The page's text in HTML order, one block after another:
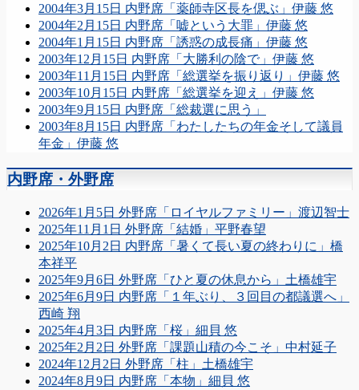
2004年3月15日 内野席「薬師寺区長を偲ぶ」伊藤 悠
2004年2月15日 内野席「嘘という大罪」伊藤 悠
2004年1月15日 内野席「誘惑の成長痛」伊藤 悠
2003年12月15日 内野席「大勝利の陰で」伊藤 悠
2003年11月15日 内野席「総選挙を振り返り」伊藤 悠
2003年10月15日 内野席「総選挙を迎え」伊藤 悠
2003年9月15日 内野席「総裁選に思う」
2003年8月15日 内野席「わたしたちの年金そして議員
年金」伊藤 悠
内野席・外野席
2026年1月5日 外野席「ロイヤルファミリー」渡辺智士
2025年11月1日 外野席「結婚」平野春望
2025年10月2日 内野席「暑くて長い夏の終わりに」橋
本祥平
2025年9月6日 外野席「ひと夏の休息から」土橋雄宇
2025年6月9日 内野席「１年ぶり、３回目の都議選へ」
西崎 翔
2025年4月3日 内野席「桜」細貝 悠
2025年2月2日 外野席「課題山積の今こそ」中村延子
2024年12月2日 外野席「柱」土橋雄宇
2024年8月9日 内野席「本物」細貝 悠